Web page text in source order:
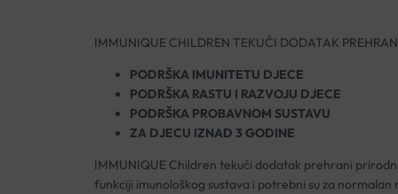
IMMUNIQUE CHILDREN TEKUĆI DODATAK
PODRŠKA IMUNITETU DJECE
PODRŠKA RASTU I RAZVOJU DJECE
PODRŠKA PROBAVNOM SUSTAVU
ZA DJECU IZNAD 3 GODINE
IMMUNIQUE Children tekući dodatak prehrani
funkciji imunološkog sustava i potrebni su za normalan